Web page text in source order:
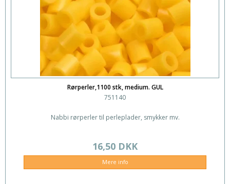
Rørperler,1100 stk, medium. GUL
751140
Nabbi rørperler til perleplader, smykker mv.
16,50 DKK
Mere info